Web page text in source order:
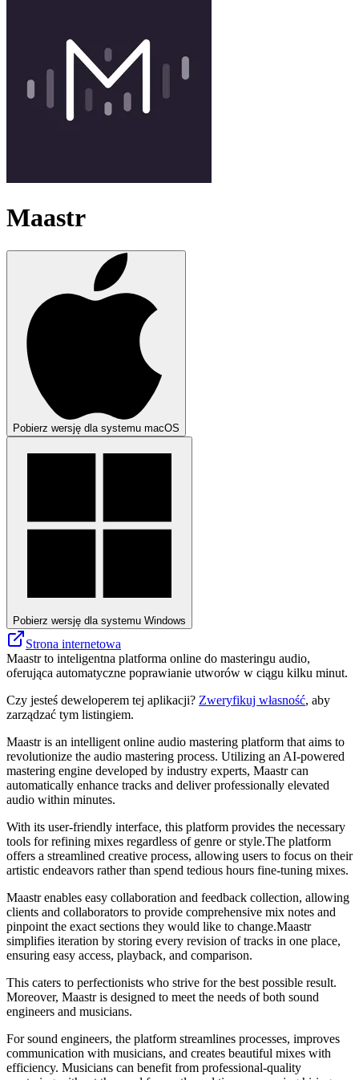
Maastr
Pobierz wersję dla systemu macOS
Pobierz wersję dla systemu Windows
Strona internetowa
Maastr to inteligentna platforma online do masteringu audio,
oferująca automatyczne poprawianie utworów w ciągu kilku minut.
Czy jesteś deweloperem tej aplikacji? Zweryfikuj własność, aby
zarządzać tym listingiem.
Maastr is an intelligent online audio mastering platform that aims to
revolutionize the audio mastering process. Utilizing an AI-powered
mastering engine developed by industry experts, Maastr can
automatically enhance tracks and deliver professionally elevated
audio within minutes.
With its user-friendly interface, this platform provides the necessary
tools for refining mixes regardless of genre or style.The platform
offers a streamlined creative process, allowing users to focus on their
artistic endeavors rather than spend tedious hours fine-tuning mixes.
Maastr enables easy collaboration and feedback collection, allowing
clients and collaborators to provide comprehensive mix notes and
pinpoint the exact sections they would like to change.Maastr
simplifies iteration by storing every revision of tracks in one place,
ensuring easy access, playback, and comparison.
This caters to perfectionists who strive for the best possible result.
Moreover, Maastr is designed to meet the needs of both sound
engineers and musicians.
For sound engineers, the platform streamlines processes, improves
communication with musicians, and creates beautiful mixes with
efficiency. Musicians can benefit from professional-quality